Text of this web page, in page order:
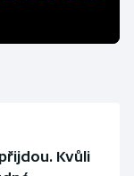
Kvůli